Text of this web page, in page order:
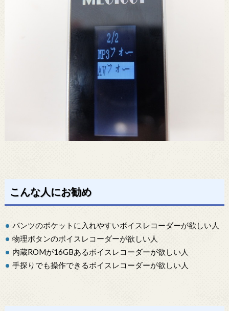
こんな人にお勧め
パンツのポケットに入れやすいボイスレコーダーが欲しい人
物理ボタンのボイスレコーダーが欲しい人
内蔵ROMが16GBあるボイスレコーダーが欲しい人
手探りでも操作できるボイスレコーダーが欲しい人